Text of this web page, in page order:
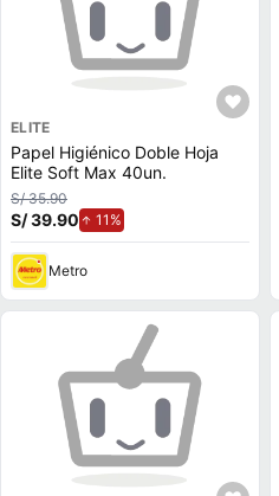
ELITE
Papel Higiénico Doble Hoja
Elite Soft Max 40un.
S/ 35.90
S/ 39.90 11%
Metro